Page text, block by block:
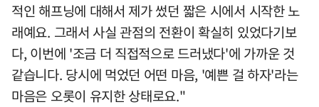
적인 해프닝에 대해서 제가 썼던 짧은 시에서 시작한 노
래예요. 그래서 사실 관점의 전환이 확실히 있었다기보
다, 이번에 '조금 더 직접적으로 드러냈다'에 가까운 것
같습니다. 당시에 먹었던 어떤 마음, '예쁜 걸 하자'라는
마음은 오롯이 유지한 상태로요."